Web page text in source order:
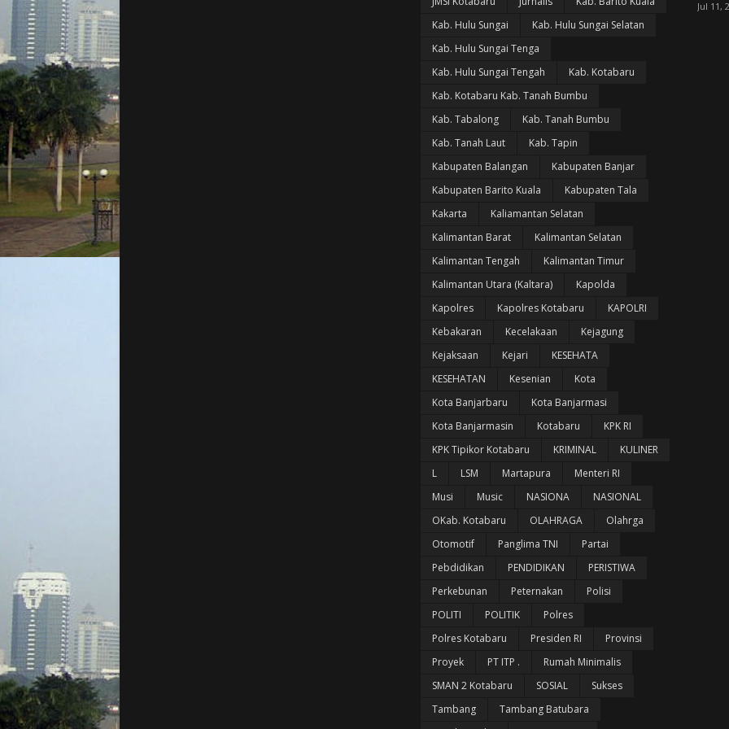
Kab. Hulu Sungai
Kab. Hulu Sungai Selatan
Kab. Hulu Sungai Tenga
Kab. Hulu Sungai Tengah
Kab. Kotabaru
Kab. Kotabaru Kab. Tanah Bumbu
Kab. Tabalong
Kab. Tanah Bumbu
Kab. Tanah Laut
Kab. Tapin
Kabupaten Balangan
Kabupaten Banjar
Kabupaten Barito Kuala
Kabupaten Tala
Kakarta
Kaliamantan Selatan
Kalimantan Barat
Kalimantan Selatan
Kalimantan Tengah
Kalimantan Timur
Kalimantan Utara (Kaltara)
Kapolda
Kapolres
Kapolres Kotabaru
KAPOLRI
Kebakaran
Kecelakaan
Kejagung
Kejaksaan
Kejari
KESEHATA
KESEHATAN
Kesenian
Kota
Kota Banjarbaru
Kota Banjarmasi
Kota Banjarmasin
Kotabaru
KPK RI
KPK Tipikor Kotabaru
KRIMINAL
KULINER
L
LSM Martapura
Menteri RI
Musi
Music NASIONA
NASIONAL
OKab. Kotabaru
OLAHRAGA
Olahrga
Otomotif
Panglima TNI
Partai
Pebdidikan
PENDIDIKAN
PERISTIWA
Perkebunan
Peternakan
Polisi
POLITI
POLITIK
Polres
Polres Kotabaru
Presiden RI
Provinsi
Proyek
PT ITP .
Rumah Minimalis
SMAN 2 Kotabaru
SOSIAL
Sukses
Tambang
Tambang Batubara
Jul 11,